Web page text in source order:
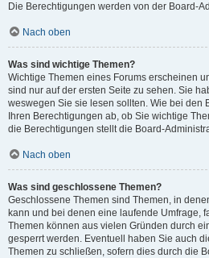
Die Berechtigungen werden von der Board-
Nach oben
Was sind wichtige Themen?
Wichtige Themen eines Forums erscheinen
sind nur auf der ersten Seite zu sehen. Sie
weswegen Sie sie lesen sollten. Wie bei den
Ihren Berechtigungen ab, ob Sie wichtige
die Berechtigungen stellt die Board-
Nach oben
Was sind geschlossene Themen?
Geschlossene Themen sind Themen, in
kann und bei denen eine laufende Umfrage,
Themen können aus vielen Gründen durch
gesperrt werden. Eventuell haben Sie auch
Themen zu schließen, sofern dies durch die